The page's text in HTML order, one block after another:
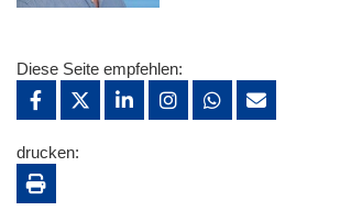
Diese Seite empfehlen:
drucken: